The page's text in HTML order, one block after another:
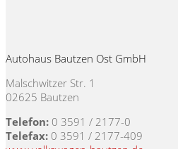
Autohaus Bautzen Ost GmbH
Malschwitzer Str. 1
02625 Bautzen
Telefon: 0 3591 / 2177-0
Telefax: 0 3591 / 2177-409